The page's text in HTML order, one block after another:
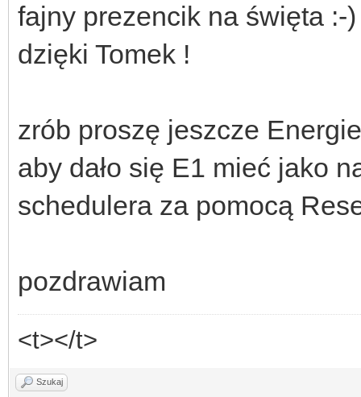
fajny prezencik na święta :-)
dzięki Tomek !
zrób proszę jeszcze
aby dało się E1 mieć jako
schedulera za pomocą
pozdrawiam
<t></t>
Szukaj